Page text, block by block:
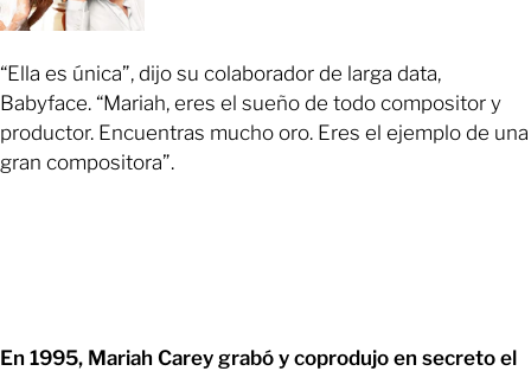
“Ella es única”, dijo su colaborador de larga data,
Babyface. “Mariah, eres el sueño de todo compositor y
productor. Encuentras mucho oro. Eres el ejemplo de una
gran compositora”.
En 1995, Mariah Carey grabó y coprodujo en secreto el